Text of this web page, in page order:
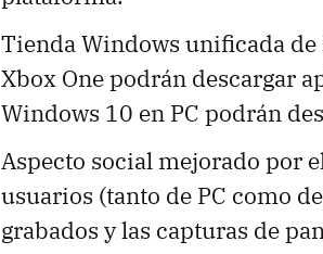
Tienda Windows unificada
Xbox One podrán descargar
Windows 10 en PC podrán
Aspecto social mejorado por
usuarios (tanto de PC como
grabados y las capturas de